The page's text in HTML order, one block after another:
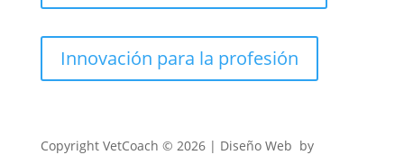
Innovación para la profesión
CopyrightVetCoach © 2026 | Diseño Web by